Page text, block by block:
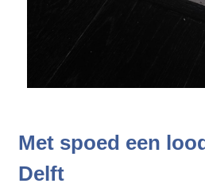
Met spoed een
Delft